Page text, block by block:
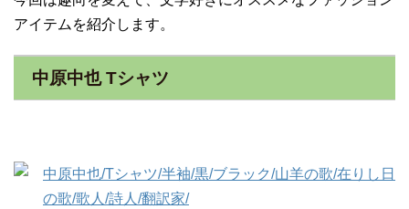
アイテムを紹介します。
中原中也 Tシャツ
中原中也/Tシャツ/半袖/黒/ブラック/山羊の歌/在りし日
の歌/歌人/詩人/翻訳家/